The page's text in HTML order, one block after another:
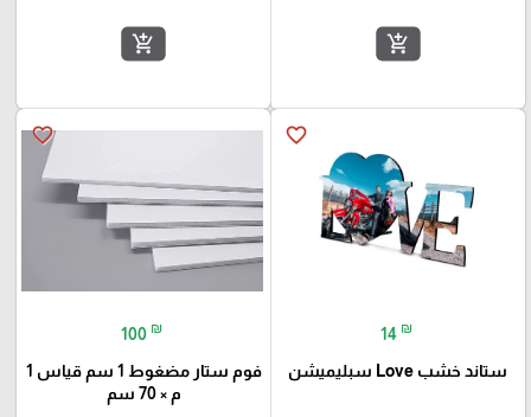
add_shopping_cart
add_shopping_cart
favorite_border
14 ₪
ستاند خشب Love سبليميشن
favorite_border
100 ₪
فوم ستار مضغوط 1 سم قياس 1
م × 70 سم